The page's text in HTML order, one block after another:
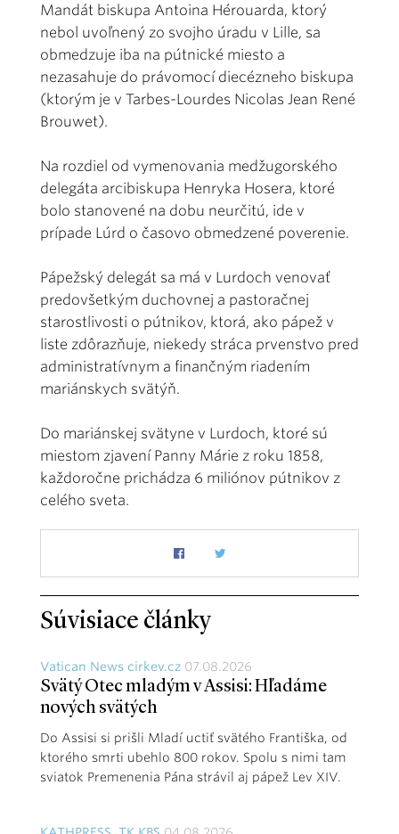
Mandát biskupa Antoina Hérouarda, ktorý
nebol uvoľnený zo svojho úradu v Lille, sa
obmedzuje iba na pútnické miesto a
nezasahuje do právomocí diecézneho biskupa
(ktorým je v Tarbes-Lourdes Nicolas Jean René
Brouwet).
Na rozdiel od vymenovania medžugorského
delegáta arcibiskupa Henryka Hosera, ktoré
bolo stanovené na dobu neurčitú, ide v
prípade Lúrd o časovo obmedzené poverenie.
Pápežský delegát sa má v Lurdoch venovať
predovšetkým duchovnej a pastoračnej
starostlivosti o pútnikov, ktorá, ako pápež v
liste zdôrazňuje, niekedy stráca prvenstvo pred
administratívnym a finančným riadením
mariánskych svätýň.
Do mariánskej svätyne v Lurdoch, ktoré sú
miestom zjavení Panny Márie z roku 1858,
každoročne prichádza 6 miliónov pútnikov z
celého sveta.
Súvisiace články
Vatican News cirkev.cz 07.08.2026
Svätý Otec mladým v Assisi: Hľadáme
nových svätých
Do Assisi si prišli Mladí uctiť svätého Františka, od
ktorého smrti ubehlo 800 rokov. Spolu s nimi tam
sviatok Premenenia Pána strávil aj pápež Lev XIV.